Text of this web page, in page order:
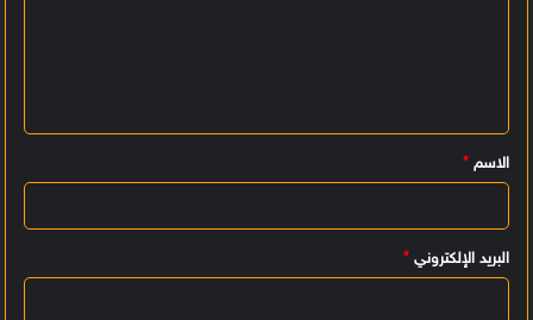
ي
ق
الاسم *
البريد الإلكتروني *